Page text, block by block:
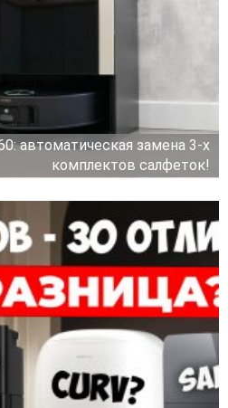
автоматическая замена 3-х
комплектов салфеток!